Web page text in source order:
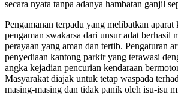
secara nyata tanpa adanya hambatan ganjil
Pengamanan terpadu yang melibatkan
pengaman swakarsa dari unsur adat berhasil
perayaan yang aman dan tertib. Pengaturan
penyediaan kantong parkir yang terawasi
angka kejadian pencurian kendaraan
Masyarakat diajak untuk tetap waspada
masing-masing dan tidak panik oleh isu-isu